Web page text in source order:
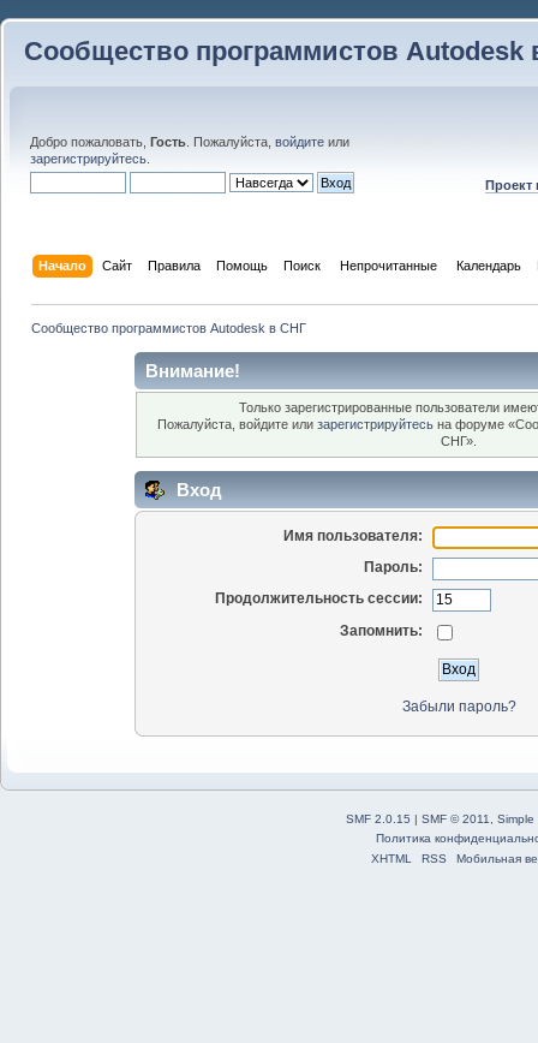
Сообщество программистов Autodesk
Добро пожаловать, Гость . Пожалуйста, войдите или
зарегистрируйтесь
Проект
Начало Сайт Правила Помощь Поиск Непрочитанные Календарь
Сообщество программистов Autodesk в СНГ
Внимание!
Только зарегистрированные пользователи
Пожалуйста, войдите или зарегистрируйтесь на форуме
СНГ».
Вход
Имя пользователя:
Пароль:
Продолжительность сессии:
Запомнить:
Забыли пароль?
SMF 2.0.15 | SMF © 2011
Simple
Политика
XHTML
RSS Мобильная